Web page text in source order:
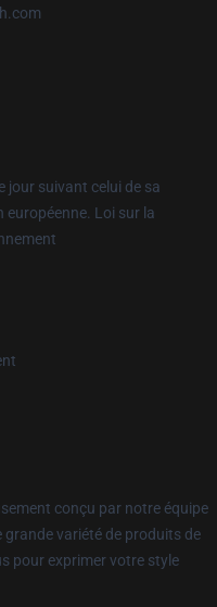
jour suivant celui de sa
Loi sur la
conçu par notre équipe
variété de produits de
pour exprimer votre style